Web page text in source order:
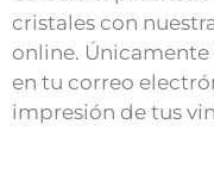
cristales con
online. Únicamente
en tu correo
impresión de tus